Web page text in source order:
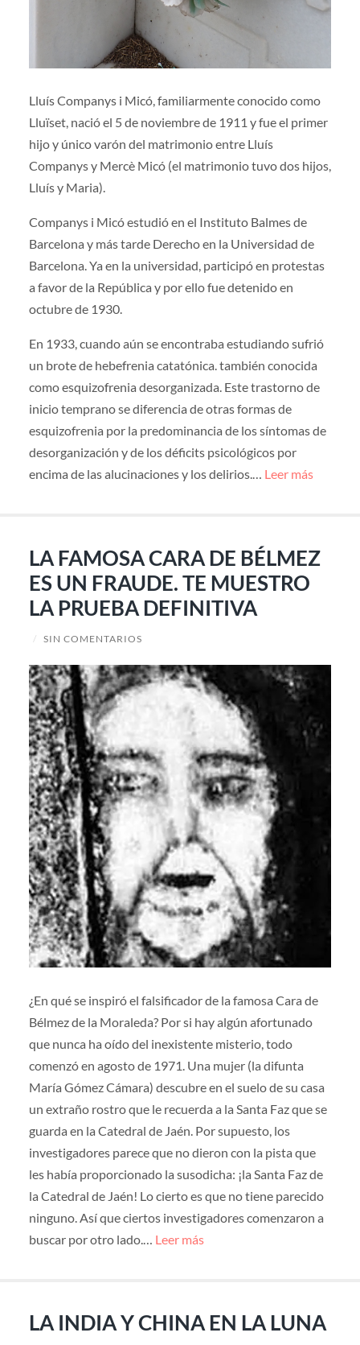
Lluís Companys i Micó, familiarmente conocido como
Lluïset, nació el 5 de noviembre de 1911 y fue el primer
hijo y único varón del matrimonio entre Lluís
Companys y Mercè Micó (el matrimonio tuvo dos hijos,
Lluís y Maria).
Companys i Micó estudió en el Instituto Balmes de
Barcelona y más tarde Derecho en la Universidad de
Barcelona. Ya en la universidad, participó en protestas
a favor de la República y por ello fue detenido en
octubre de 1930.
En 1933, cuando aún se encontraba estudiando sufrió
un brote de hebefrenia catatónica. también conocida
como esquizofrenia desorganizada. Este trastorno de
inicio temprano se diferencia de otras formas de
esquizofrenia por la predominancia de los síntomas de
desorganización y de los déficits psicológicos por
encima de las alucinaciones y los delirios.… Leer más
LA FAMOSA CARA DE BÉLMEZ
ES UN FRAUDE. TE MUESTRO
LA PRUEBA DEFINITIVA
/ SIN COMENTARIOS
¿En qué se inspiró el falsificador de la famosa Cara de
Bélmez de la Moraleda? Por si hay algún afortunado
que nunca ha oído del inexistente misterio, todo
comenzó en agosto de 1971. Una mujer (la difunta
María Gómez Cámara) descubre en el suelo de su casa
un extraño rostro que le recuerda a la Santa Faz que se
guarda en la Catedral de Jaén. Por supuesto, los
investigadores parece que no dieron con la pista que
les había proporcionado la susodicha: ¡la Santa Faz de
la Catedral de Jaén! Lo cierto es que no tiene parecido
ninguno. Así que ciertos investigadores comenzaron a
buscar por otro lado.… Leer más
LA INDIA Y CHINA EN LA LUNA